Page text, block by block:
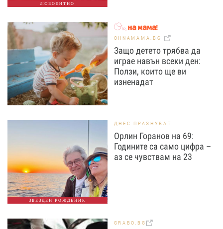
ЛЮБОПИТНО
OHNAMAMA.BG
Защо детето трябва да
играе навън всеки ден:
Ползи, които ще ви
изненадат
ЗВЕЗДЕН РОЖДЕНИК
ДНЕС ПРАЗНУВАТ
Орлин Горанов на 69:
Годините са само цифра –
аз се чувствам на 23
GRABO.BG